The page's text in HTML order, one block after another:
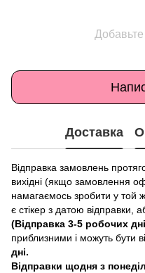
Доставка
Відправка замовлень
вихідні (якщо замовлення
намагаємось зробити у той
є стікер з датою відправки,
(Відправка 3-5 робочих
приблизними і можуть бути
дні.
Відправки щодня з